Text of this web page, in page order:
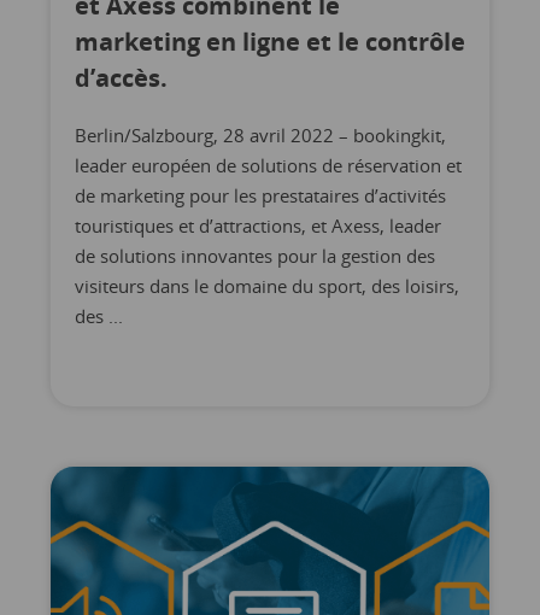
marketing en ligne et le contrôle
d’accès.
Berlin/Salzbourg, 28 avril 2022 – bookingkit,
leader européen de solutions de réservation et
de marketing pour les prestataires d’activités
touristiques et d’attractions, et Axess, leader
de solutions innovantes pour la gestion des
visiteurs dans le domaine du sport, des loisirs,
des ...